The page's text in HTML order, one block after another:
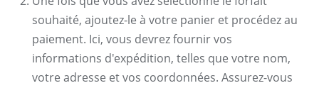
souhaité, ajoutez-le à votre panier et procédez au
paiement. Ici, vous devrez fournir vos
informations d'expédition, telles que votre nom,
votre adresse et vos coordonnées. Assurez-vous